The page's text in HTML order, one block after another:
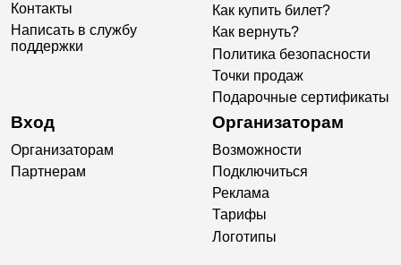
Контакты
Написать в службу
поддержки
Как купить билет?
Как вернуть?
Политика безопасности
Точки продаж
Подарочные сертификаты
Вход
Организаторам
Партнерам
Организаторам
Возможности
Подключиться
Реклама
Тарифы
Логотипы